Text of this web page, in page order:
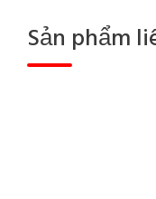
Sản phẩm